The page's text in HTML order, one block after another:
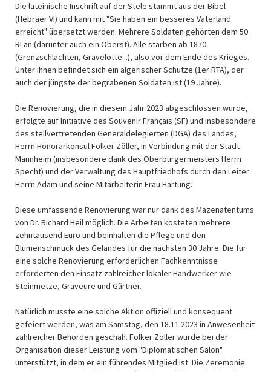
Die lateinische Inschrift auf der Stele stammt aus der Bibel
(Hebräer VI) und kann mit "Sie haben ein besseres Vaterland
erreicht" übersetzt werden. Mehrere Soldaten gehörten dem 50
RI an (darunter auch ein Oberst). Alle starben ab 1870
(Grenzschlachten, Gravelotte...), also vor dem Ende des Krieges.
Unter ihnen befindet sich ein algerischer Schütze (1er RTA), der
auch der jüngste der begrabenen Soldaten ist (19 Jahre).
Die Renovierung, die in diesem Jahr 2023 abgeschlossen wurde,
erfolgte auf Initiative des Souvenir Français (SF) und insbesondere
des stellvertretenden Generaldelegierten (DGA) des Landes,
Herrn Honorarkonsul Folker Zöller, in Verbindung mit der Stadt
Mannheim (insbesondere dank des Oberbürgermeisters Herrn
Specht) und der Verwaltung des Hauptfriedhofs durch den Leiter
Herrn Adam und seine Mitarbeiterin Frau Hartung.
Diese umfassende Renovierung war nur dank des Mäzenatentums
von Dr. Richard Heil möglich. Die Arbeiten kosteten mehrere
zehntausend Euro und beinhalten die Pflege und den
Blumenschmuck des Geländes für die nächsten 30 Jahre. Die für
eine solche Renovierung erforderlichen Fachkenntnisse
erforderten den Einsatz zahlreicher lokaler Handwerker wie
Steinmetze, Graveure und Gärtner.
Natürlich musste eine solche Aktion offiziell und konsequent
gefeiert werden, was am Samstag, den 18.11.2023 in Anwesenheit
zahlreicher Behörden geschah. Folker Zöller wurde bei der
Organisation dieser Leistung vom "Diplomatischen Salon"
unterstützt, in dem er ein führendes Mitglied ist. Die Zeremonie